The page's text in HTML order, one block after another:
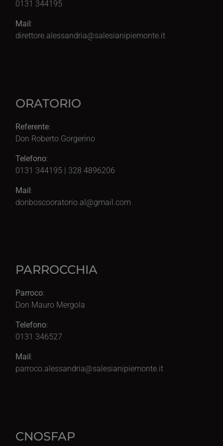
0131 344195
Mail:
direttore.alessandria@salesianipiemonte.it
ORATORIO
Referente:
Don Roberto Gorgerino
Telefono:
0131 344195 | 328 4896206
Mail:
donboscooratorio.al@gmail.com
PARROCCHIA
Parroco:
Don Mauro Mergola
Telefono:
0131 346527
Mail:
parroco.alessandria@salesianipiemonte.it
CNOSFAP